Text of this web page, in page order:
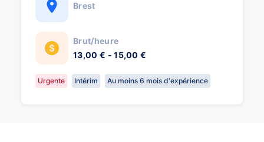
Brest
Brut/heure
13,00 € - 15,00 €
Urgente Intérim Au moins 6 mois d'expérience